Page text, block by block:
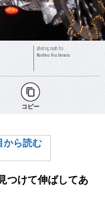
photograph by
Norihiro Hashimoto
コピー
から読む
つけて伸ばしてあ